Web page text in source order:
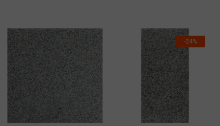
-24%